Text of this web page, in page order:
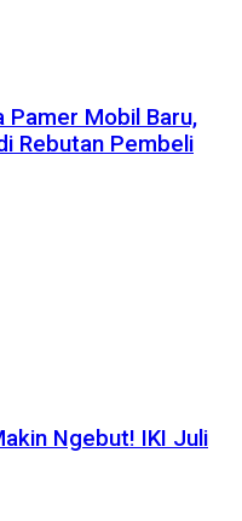
Pamer Mobil Baru,
Rebutan Pembeli
Ngebut! IKI Juli